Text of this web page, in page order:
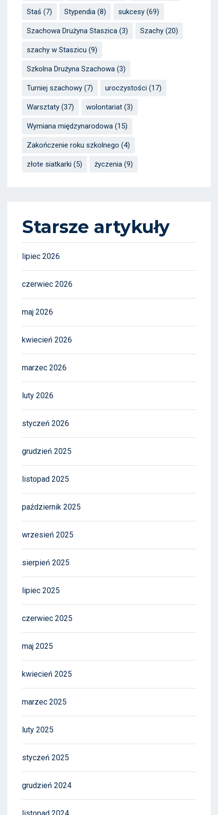
Staś (7) Stypendia (8) sukcesy (69)
Szachowa Drużyna Staszica (3) Szachy (20)
szachy w Staszicu (9)
Szkolna Drużyna Szachowa (3)
Turniej szachowy (7) uroczystości (17)
Warsztaty (37) wolontariat (3)
Wymiana międzynarodowa (15)
Zakończenie roku szkolnego (4)
złote siatkarki (5) życzenia (9)
Starsze artykuły
lipiec 2026
czerwiec 2026
maj 2026
kwiecień 2026
marzec 2026
luty 2026
styczeń 2026
grudzień 2025
listopad 2025
październik 2025
wrzesień 2025
sierpień 2025
lipiec 2025
czerwiec 2025
maj 2025
kwiecień 2025
marzec 2025
luty 2025
styczeń 2025
grudzień 2024